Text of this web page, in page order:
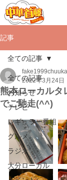
記事
全ての記事
お知らせ
テレビ
レギュラー番組
グルメ
ラジオ
大分ローカル
全ての記事
熊本ローカルタ
でご馳走(^^)
fake1999chuuka
2022年3月24日